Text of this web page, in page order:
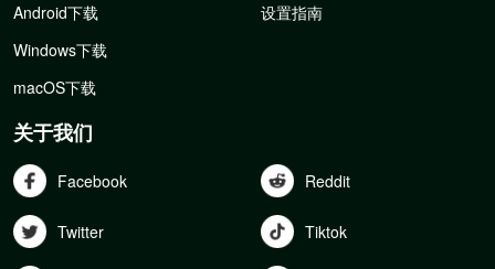
Android下载
Windows下载
macOS下载
设置指南
关于我们
Facebook Reddit
Twitter Tiktok